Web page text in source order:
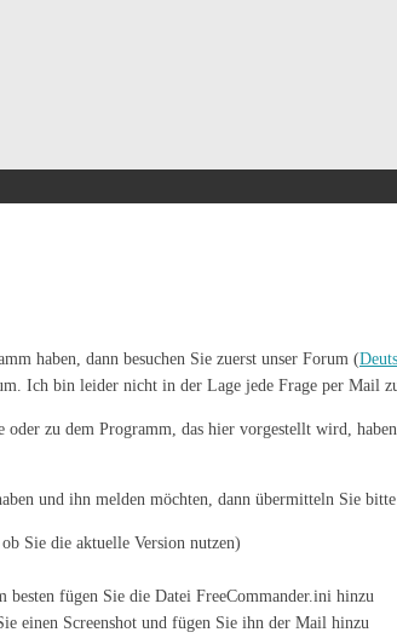
haben, dann besuchen Sie zuerst unser Forum (
Ich bin leider nicht in der Lage jede Frage per Mail
oder zu dem Programm, das hier vorgestellt wird,
und ihn melden möchten, dann übermitteln Sie
Sie die aktuelle Version nutzen)
besten fügen Sie die Datei FreeCommander.ini hinzu
einen Screenshot und fügen Sie ihn der Mail hinzu